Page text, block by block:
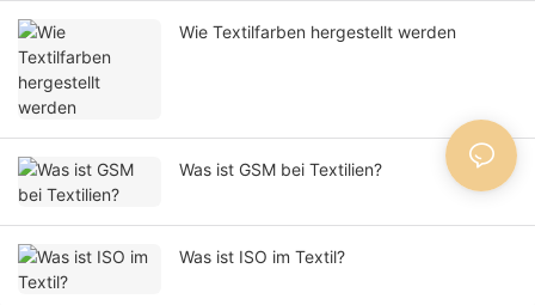
Wie Textilfarben hergestellt werden
Was ist GSM bei Textilien?
Was ist ISO im Textil?